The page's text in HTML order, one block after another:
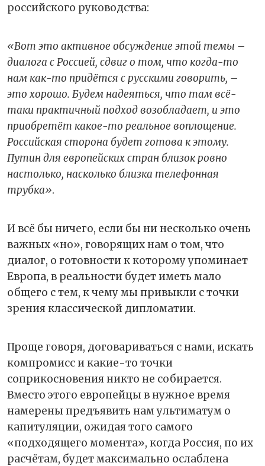
российского руководства:
«Вот это активное обсуждение этой темы –
диалога с Россией, сдвиг о том, что когда-то
нам как-то придётся с русскими говорить, –
это хорошо. Будем надеяться, что там всё-
таки практичный подход возобладает, и это
приобретёт какое-то реальное воплощение.
Российская сторона будет готова к этому.
Путин для европейских стран близок ровно
настолько, насколько близка телефонная
трубка».
И всё бы ничего, если бы ни несколько очень
важных «но», говорящих нам о том, что
диалог, о готовности к которому упоминает
Европа, в реальности будет иметь мало
общего с тем, к чему мы привыкли с точки
зрения классической дипломатии.
Проще говоря, договариваться с нами, искать
компромисс и какие-то точки
соприкосновения никто не собирается.
Вместо этого европейцы в нужное время
намерены предъявить нам ультиматум о
капитуляции, ожидая того самого
«подходящего момента», когда Россия, по их
расчётам, будет максимально ослаблена